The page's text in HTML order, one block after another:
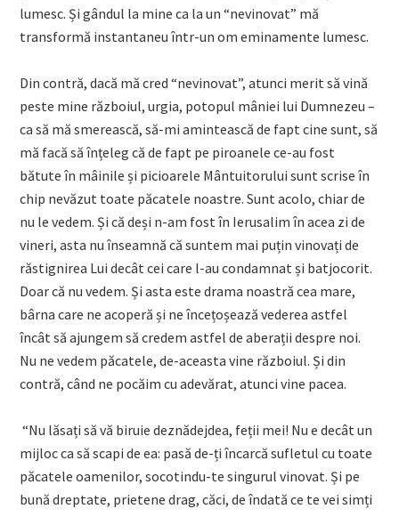
lumesc. Și gândul la mine ca la un “nevinovat” mă
transformă instantaneu într-un om eminamente lumesc.
Din contră, dacă mă cred “nevinovat”, atunci merit să vină
peste mine războiul, urgia, potopul mâniei lui Dumnezeu –
ca să mă smerească, să-mi amintească de fapt cine sunt, să
mă facă să înțeleg că de fapt pe piroanele ce-au fost
bătute în mâinile și picioarele Mântuitorului sunt scrise în
chip nevăzut toate păcatele noastre. Sunt acolo, chiar de
nu le vedem. Și că deși n-am fost în Ierusalim în acea zi de
vineri, asta nu înseamnă că suntem mai puțin vinovați de
răstignirea Lui decât cei care l-au condamnat și batjocorit.
Doar că nu vedem. Și asta este drama noastră cea mare,
bârna care ne acoperă și ne încețoșează vederea astfel
încât să ajungem să credem astfel de aberații despre noi.
Nu ne vedem păcatele, de-aceasta vine războiul. Și din
contră, când ne pocăim cu adevărat, atunci vine pacea.
“Nu lăsați să vă biruie deznădejdea, feții mei! Nu e decât un
mijloc ca să scapi de ea: pasă de-ți încarcă sufletul cu toate
păcatele oamenilor, socotindu-te singurul vinovat. Și pe
bună dreptate, prietene drag, căci, de îndată ce te vei simți